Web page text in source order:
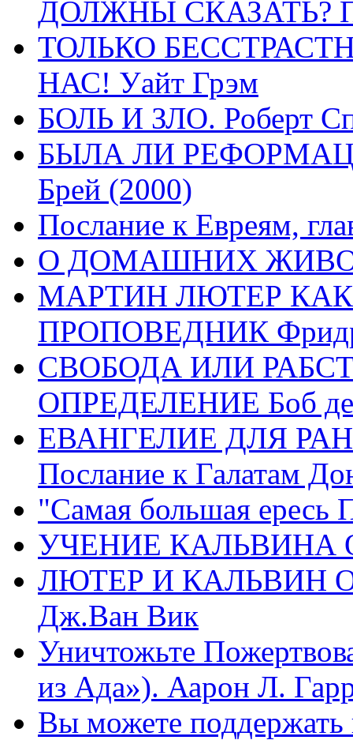
ДОЛЖНЫ СКАЗАТЬ?
ТОЛЬКО
НАС! Уайт Грэм
БОЛЬ И ЗЛО. Роберт
БЫЛА ЛИ
Брей (2000)
Послание к Евреям,
О ДОМАШНИХ
МАРТИН ЛЮТЕР
ПРОПОВЕДНИК
СВОБОДА ИЛИ
ОПРЕДЕЛЕНИЕ Боб де
ЕВАНГЕЛИЕ ДЛЯ
Послание к Галатам
"Самая большая ересь
УЧЕНИЕ КАЛЬВИНА
ЛЮТЕР И КАЛЬВИН
Дж.Ван Вик
Уничтожьте
из Ада»). Аарон Л.
Вы можете